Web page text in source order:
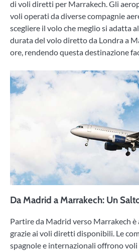
di voli diretti per Marrakech. Gli
voli operati da diverse compagnie
scegliere il volo che meglio si adatta
durata del volo diretto da Londra a
ore, rendendo questa destinazione
Da Madrid a Marrakech: Un
Partire da Madrid verso Marrakech
grazie ai voli diretti disponibili. Le
spagnole e internazionali offrono